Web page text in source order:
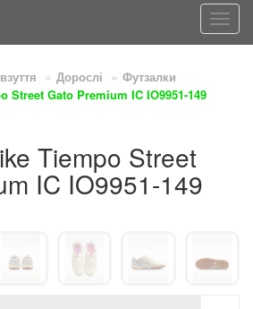
Дорослі
Футзалки
Street Gato Premium IC IO9951-149
Tiempo Street
IC IO9951-149